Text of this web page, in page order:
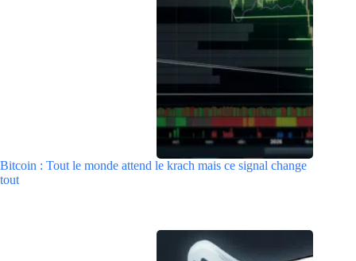
Bitcoin : Tout le monde attend le krach mais ce signal change
tout